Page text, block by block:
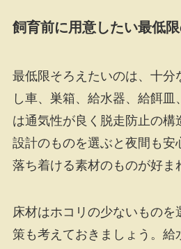
飼育前に用意したい最低
最低限そろえたいのは、十分
し車、巣箱、給水器、給餌
は通気性が良く脱走防止の構
設計のものを選ぶと夜間も安
落ち着ける素材のものが好ま
床材はホコリの少ないものを
策も考えておきましょう。給